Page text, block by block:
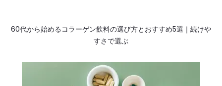
60代から始めるコラーゲン飲料の選び方とおすすめ5選｜続けや
すさで選ぶ